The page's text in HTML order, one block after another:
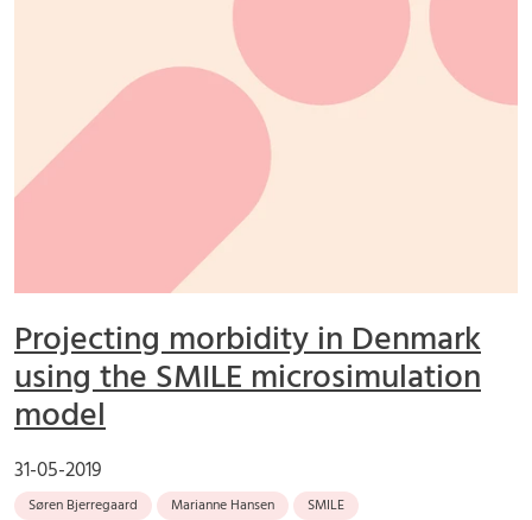
Projecting morbidity in Denmark
using the SMILE microsimulation
model
31-05-2019
Søren Bjerregaard Marianne Hansen SMILE